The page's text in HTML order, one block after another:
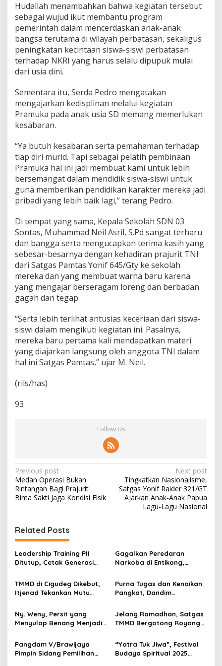
m
u
k
a
Hudallah menambahkan bahwa kegiatan tersebut
sebagai wujud ikut membantu program
pemerintah dalam mencerdaskan anak-anak
bangsa terutama di wilayah perbatasan, sekaligus
peningkatan kecintaan siswa-siswi perbatasan
terhadap NKRI yang harus selalu dipupuk mulai
dari usia dini.
Sementara itu, Serda Pedro mengatakan
mengajarkan kedisplinan melalui kegiatan
Pramuka pada anak usia SD memang memerlukan
kesabaran.
“Ya butuh kesabaran serta pemahaman terhadap
tiap diri murid. Tapi sebagai pelatih pembinaan
Pramuka hal ini jadi membuat kami untuk lebih
bersemangat dalam mendidik siswa-siswi untuk
guna memberikan pendidikan karakter mereka jadi
pribadi yang lebih baik lagi,” terang Pedro.
Di tempat yang sama, Kepala Sekolah SDN 03
Sontas, Muhammad Neil Asril, S.Pd sangat terharu
dan bangga serta mengucapkan terima kasih yang
sebesar-besarnya dengan kehadiran prajurit TNI
dari Satgas Pamtas Yonif 645/Gty ke sekolah
mereka dan yang membuat warna baru karena
yang mengajar berseragam loreng dan berbadan
gagah dan tegap.
“Serta lebih terlihat antusias keceriaan dari siswa-
siswi dalam mengikuti kegiatan ini. Pasalnya,
mereka baru pertama kali mendapatkan materi
yang diajarkan langsung oleh anggota TNI dalam
hal ini Satgas Pamtas,” ujar M. Neil.
(rils/has)
93
Follow Us
P
o
s
n
a
v
g
a
t
i
o
n
Previous post
Medan Operasi Bukan
Rintangan Bagi Prajurit
Bima Sakti Jaga Kondisi Fisik
Next post
Tingkatkan Nasionalisme,
Satgas Yonif Raider 321/GT
Ajarkan Anak-Anak Papua
Lagu-Lagu Nasional
Related Posts
Leadership Training PII
Ditutup, Cetak Generasi
Siap Hadapi Tantangan
Zaman
Gagalkan Peredaran
Narkoba di Entikong,
Puluhan Kilogram Sabu ke
BNNP Kalbar
TMMD di Cigudeg Dikebut,
Itjenad Tekankan Mutu
Jangka Panjang
Purna Tugas dan Kenaikan
Pangkat, Dandim
Profesionalisme Prajurit
Ny. Weny, Persit yang
Menyulap Benang Menjadi
Jelang Ramadhan, Satgas
TMMD Bergotong Royong
Bersih-bersih Masjid
Pangdam V/Brawijaya
Pimpin Sidang Pemilihan
“Yatra Tuk Jiwa”, Festival
Budaya Spiritual 2025